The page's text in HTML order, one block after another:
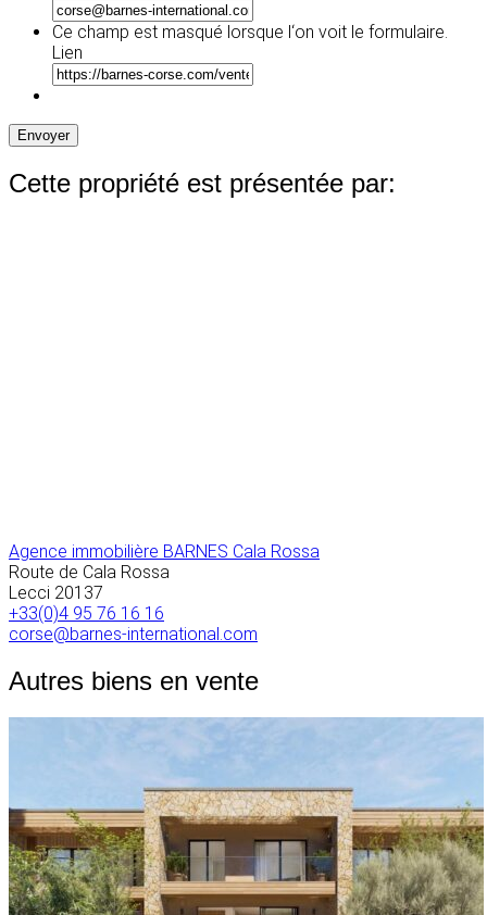
Ce champ est masqué lorsque l‘on voit le formulaire.
Lien
Envoyer
Cette propriété est présentée par:
Agence immobilière BARNES Cala Rossa
Route de Cala Rossa
Lecci 20137
+33(0)4 95 76 16 16
corse@barnes-international.com
Autres biens en vente